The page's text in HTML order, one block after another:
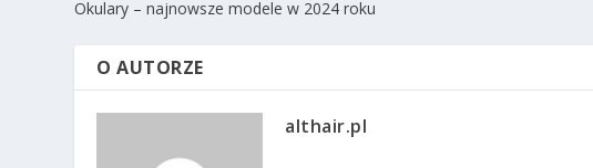
Okulary – najnowsze modele w 2024 roku
O AUTORZE
althair.pl